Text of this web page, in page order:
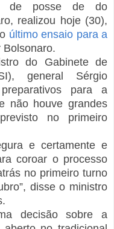
de posse de do
realizou hoje (30),
último ensaio para a
Bolsonaro.
do Gabinete de
general Sérgio
para a
não houve grandes
no primeiro
e certamente e
coroar o processo
no primeiro turno
disse o ministro
decisão sobre a